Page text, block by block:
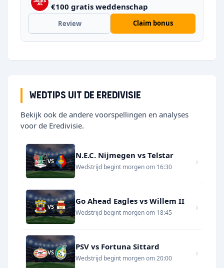
€100 gratis weddenschap
Review Claim bonus
Wedtips uit de Eredivisie
Bekijk ook de andere voorspellingen en analyses
voor de Eredivisie.
VS
N.E.C. Nijmegen vs Telstar
Wedstrijd begint morgen om 16:30 ›
VS
Go Ahead Eagles vs Willem II
Wedstrijd begint morgen om 18:45 ›
VS
PSV vs Fortuna Sittard
Wedstrijd begint morgen om 20:00 ›